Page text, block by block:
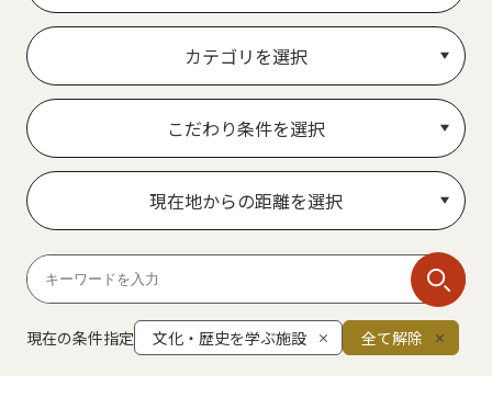
カテゴリを選択
こだわり条件を選択
現在地からの距離を選択
現在の条件指定 文化・歴史を学ぶ施設 全て解除